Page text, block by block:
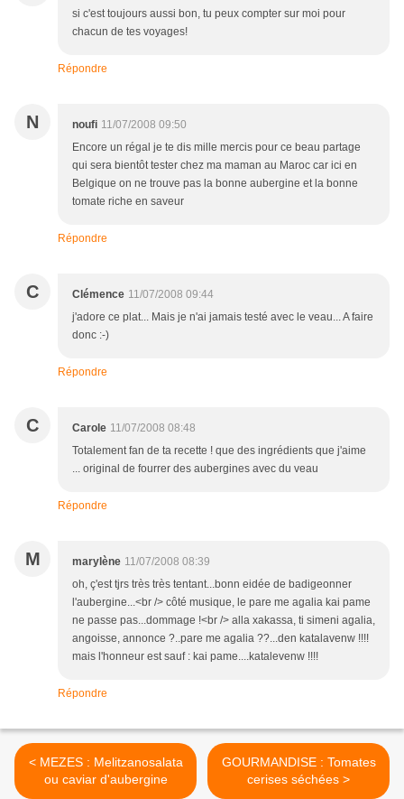
si c'est toujours aussi bon, tu peux compter sur moi pour
chacun de tes voyages!
Répondre
N noufi 11/07/2008 09:50
Encore un régal je te dis mille mercis pour ce beau partage
qui sera bientôt tester chez ma maman au Maroc car ici en
Belgique on ne trouve pas la bonne aubergine et la bonne
tomate riche en saveur
Répondre
C Clémence 11/07/2008 09:44
j'adore ce plat... Mais je n'ai jamais testé avec le veau... A faire
donc :-)
Répondre
C Carole 11/07/2008 08:48
Totalement fan de ta recette ! que des ingrédients que j'aime
... original de fourrer des aubergines avec du veau
Répondre
M marylène 11/07/2008 08:39
oh, ç'est tjrs très très tentant...bonn eidée de badigeonner
l'aubergine...<br /> côté musique, le pare me agalia kai pame
ne passe pas...dommage !<br /> alla xakassa, ti simeni agalia,
angoisse, annonce ?..pare me agalia ??...den katalavenw !!!!
mais l'honneur est sauf : kai pame....katalevenw !!!!
Répondre
< MEZES : Melitzanosalata
ou caviar d'aubergine
GOURMANDISE : Tomates
cerises séchées >